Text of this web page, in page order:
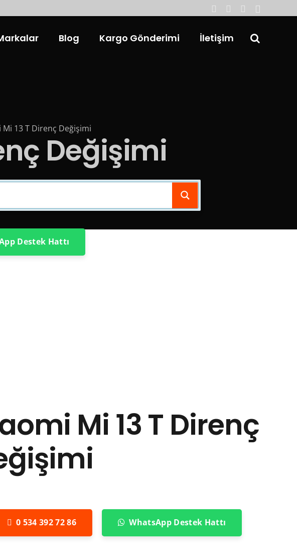
Blog Kargo Gönderimi İletişim
Mi 13 T Direnç Değişimi
Değişimi
Destek Hattı
Mi 13 T Direnç
0 534 392 72 86 WhatsApp Destek Hattı